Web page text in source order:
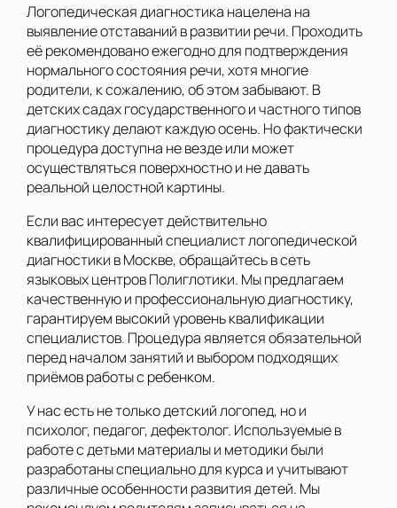
Логопедическая диагностика нацелена на
выявление отставаний в развитии речи. Проходить
её рекомендовано ежегодно для подтверждения
нормального состояния речи, хотя многие
родители, к сожалению, об этом забывают. В
детских садах государственного и частного типов
диагностику делают каждую осень. Но фактически
процедура доступна не везде или может
осуществляться поверхностно и не давать
реальной целостной картины.
Если вас интересует действительно
квалифицированный специалист логопедической
диагностики в Москве, обращайтесь в сеть
языковых центров Полиглотики. Мы предлагаем
качественную и профессиональную диагностику,
гарантируем высокий уровень квалификации
специалистов. Процедура является обязательной
перед началом занятий и выбором подходящих
приёмов работы с ребенком.
У нас есть не только детский логопед, но и
психолог, педагог, дефектолог. Используемые в
работе с детьми материалы и методики были
разработаны специально для курса и учитывают
различные особенности развития детей. Мы